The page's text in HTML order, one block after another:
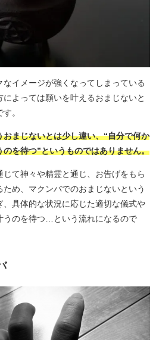
イメージが強くなってしまっている
よっては願いを叶えるおまじないと
。
おまじないとは少し違い、“自分で何か
を待つ”というものではありません。
て神々や精霊と通じ、お告げをもら
め、マクンバでのおまじないという
具体的な状況に応じた適切な儀式や
うのを待つ…という流れになるので